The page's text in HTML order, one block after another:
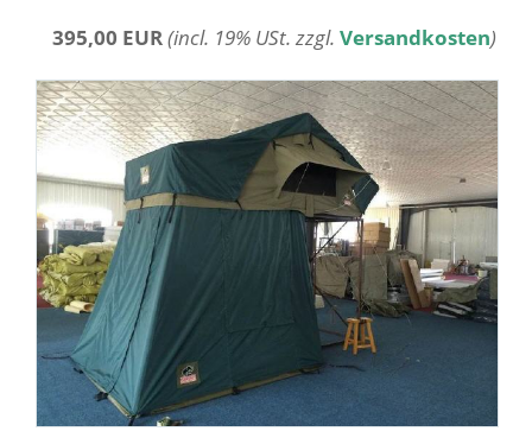
395,00 EUR(incl. 19% USt. zzgl. Versandkosten)